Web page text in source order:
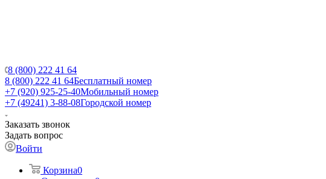
8 (800) 222 41 64
8 (800) 222 41 64Бесплатный номер
+7 (920) 925-25-40Мобильный номер
+7 (49241) 3-88-08Городской номер
Заказать звонок
Задать вопрос
Войти
Корзина0